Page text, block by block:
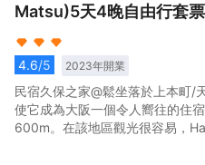
Matsu)5天4晚自由行套票
4.6/5 2023年開業
民宿久保之家@鬆坐落於上本町/
使它成為大阪一個令人嚮往的住宿選擇。 酒店距離花
600m。在該地區觀光很容易，
(Kamagasaki Triangle Park)、
民宿久保之家@鬆坐落於上本町